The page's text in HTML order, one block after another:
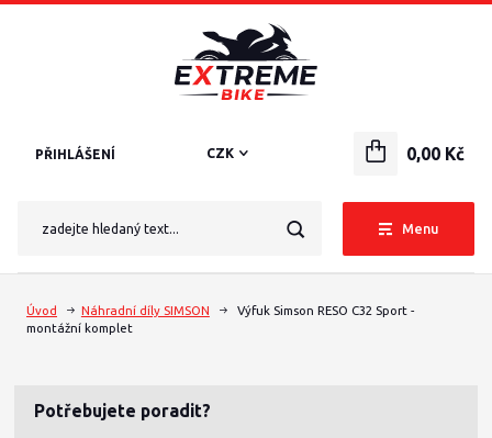
Menu
CZK
PŘIHLÁŠENÍ 0,00 Kč
Úvod Náhradní díly SIMSON
Výfuk Simson RESO C32 Sport -
montážní komplet
Potřebujete poradit?